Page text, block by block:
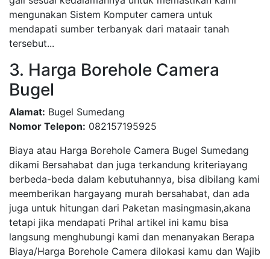
mengunakan Sistem Komputer camera untuk
mendapati sumber terbanyak dari mataair tanah
tersebut...
3. Harga Borehole Camera
Bugel
Alamat: Bugel Sumedang
Nomor Telepon: 082157195925
Biaya atau Harga Borehole Camera Bugel Sumedang
dikami Bersahabat dan juga terkandung kriteriayang
berbeda-beda dalam kebutuhannya, bisa dibilang kami
meemberikan hargayang murah bersahabat, dan ada
juga untuk hitungan dari Paketan masingmasin,akana
tetapi jika mendapati Prihal artikel ini kamu bisa
langsung menghubungi kami dan menanyakan Berapa
Biaya/Harga Borehole Camera dilokasi kamu dan Wajib